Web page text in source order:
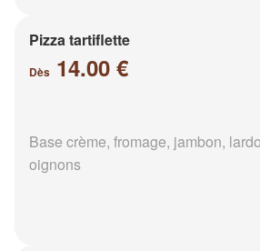
Pizza tartiflette
Dès 14.00 €
Base crème, fromage, jambon,
oignons